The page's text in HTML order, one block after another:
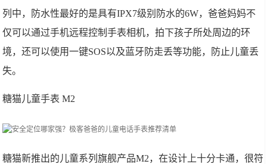
列中，防水性最好的是具有IPX7级别防水的6W，爸爸妈妈不
仅可以通过手机远程控制手表相机，拍下孩子所处周边的环
境，还可以使用一键SOS以及蓝牙防走丢等功能，防止儿童丢
失。
糖猫儿童手表 M2
糖猫新推出的儿童系列旗舰产品M2，在设计上十分卡通，很符